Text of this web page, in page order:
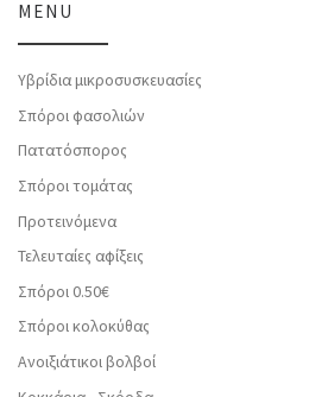
MENU
Υβρίδια μικροσυσκευασίες
Σπόροι φασολιών
Πατατόσπορος
Σπόροι τομάτας
Προτεινόμενα
Τελευταίες αφίξεις
Σπόροι 0.50€
Σπόροι κολοκύθας
Ανοιξιάτικοι βολβοί